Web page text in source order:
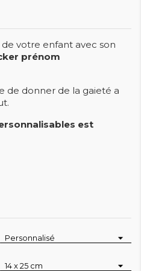
votre enfant avec son
prénom
de donner de la gaieté a
est